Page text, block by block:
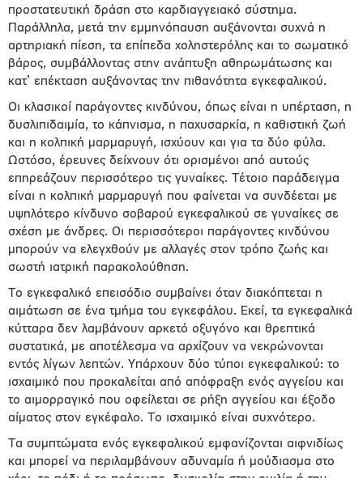
προστατευτική δράση στο καρδιαγγειακό σύστημα.
Παράλληλα, μετά την εμμηνόπαυση αυξάνονται συχνά η
αρτηριακή πίεση, τα επίπεδα χοληστερόλης και το σωματικό
βάρος, συμβάλλοντας στην ανάπτυξη αθηρωμάτωσης και
κατ’ επέκταση αυξάνοντας την πιθανότητα εγκεφαλικού.
Οι κλασικοί παράγοντες κινδύνου, όπως είναι η υπέρταση, η
δυσλιπιδαιμία, το κάπνισμα, η παχυσαρκία, η καθιστική ζωή
και η κολπική μαρμαρυγή, ισχύουν και για τα δύο φύλα.
Ωστόσο, έρευνες δείχνουν ότι ορισμένοι από αυτούς
επηρεάζουν περισσότερο τις γυναίκες. Τέτοιο παράδειγμα
είναι η κολπική μαρμαρυγή που φαίνεται να συνδέεται με
υψηλότερο κίνδυνο σοβαρού εγκεφαλικού σε γυναίκες σε
σχέση με άνδρες. Οι περισσότεροι παράγοντες κινδύνου
μπορούν να ελεγχθούν με αλλαγές στον τρόπο ζωής και
σωστή ιατρική παρακολούθηση.
Το εγκεφαλικό επεισόδιο συμβαίνει όταν διακόπτεται η
αιμάτωση σε ένα τμήμα του εγκεφάλου. Εκεί, τα εγκεφαλικά
κύτταρα δεν λαμβάνουν αρκετό οξυγόνο και θρεπτικά
συστατικά, με αποτέλεσμα να αρχίζουν να νεκρώνονται
εντός λίγων λεπτών. Υπάρχουν δύο τύποι εγκεφαλικού: το
ισχαιμικό που προκαλείται από απόφραξη ενός αγγείου και
το αιμορραγικό που οφείλεται σε ρήξη αγγείου και έξοδο
αίματος στον εγκέφαλο. Το ισχαιμικό είναι συχνότερο.
Τα συμπτώματα ενός εγκεφαλικού εμφανίζονται αιφνιδίως
και μπορεί να περιλαμβάνουν αδυναμία ή μούδιασμα στο